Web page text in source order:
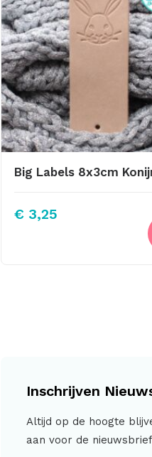
€ 3,25
Inschrijven
Altijd op de hoogte
aan voor de